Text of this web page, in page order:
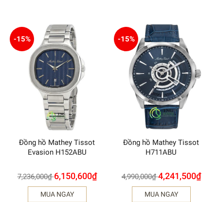
-15%
Đồng hồ Mathey Tissot
Evasion H152ABU
7,236,000₫ 6,150,600₫
MUA NGAY
-15%
Đồng hồ Mathey Tissot
H711ABU
4,990,000₫ 4,241,500₫
MUA NGAY